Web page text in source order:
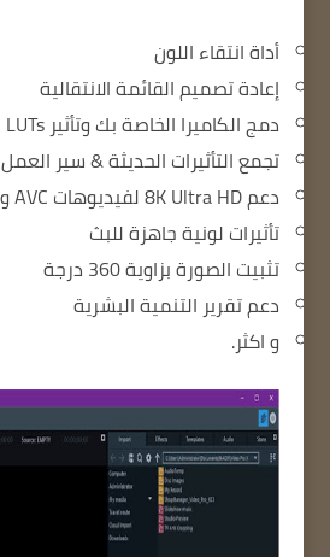
أداة انتقاء اللون
إعادة تصميم القائمة الانتقالية
دمج الكاميرا الخاصة بك وتأثير LUTs
تجمع التأثيرات الحديثة & سير العمل
دعم 8K Ultra HD لفيديوهات AVC وHEVC
تأثيرات لونية جاهزة للبث
تثبيت الصورة بزاوية 360 درجة
دعم تقرير التنمية البشرية
و اكثر.